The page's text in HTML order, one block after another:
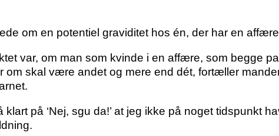
om en potentiel graviditet hos én, der har en
var, om man som kvinde i en affære, som begge
om skal være andet og mere end dét, fortæller
klart på ‘Nej, sgu da!’ at jeg ikke på noget tidspunkt